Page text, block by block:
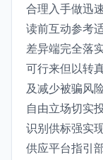
合理入手做迅
读前互动参考
差异端完全落
可行来但以转
及减少被骗风
自由立场切实
识别供标强实
供应平台指引